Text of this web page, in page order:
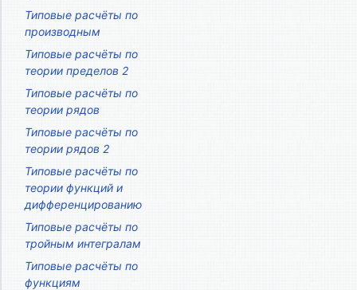
Типовые расчёты по
производным
Типовые расчёты по
теории пределов 2
Типовые расчёты по
теории рядов
Типовые расчёты по
теории рядов 2
Типовые расчёты по
теории функций и
дифференцированию
Типовые расчёты по
тройным интегралам
Типовые расчёты по
функциям